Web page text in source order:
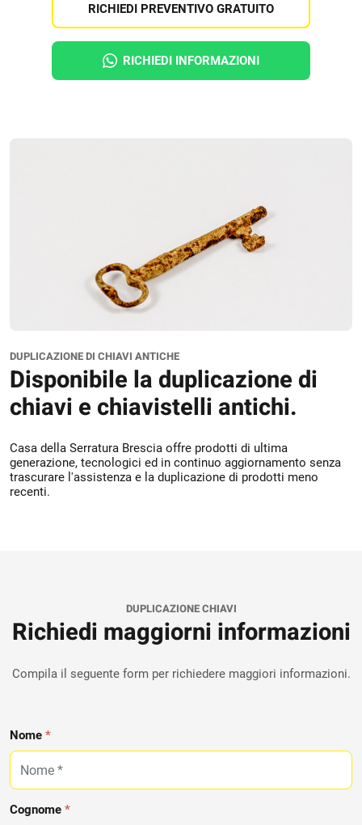
RICHIEDI PREVENTIVO GRATUITO
RICHIEDI INFORMAZIONI
DUPLICAZIONE DI CHIAVI ANTICHE
Disponibile la duplicazione di
chiavi e chiavistelli antichi.
Casa della Serratura Brescia offre prodotti di ultima
generazione, tecnologici ed in continuo aggiornamento senza
trascurare l'assistenza e la duplicazione di prodotti meno
recenti.
DUPLICAZIONE CHIAVI
Richiedi maggiorni informazioni
Compila il seguente form per richiedere maggiori informazioni.
Nome *
Cognome *